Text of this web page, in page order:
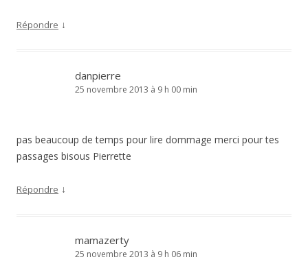
Répondre ↓
danpierre
25 novembre 2013 à 9 h 00 min
pas beaucoup de temps pour lire dommage merci pour tes
passages bisous Pierrette
Répondre ↓
mamazerty
25 novembre 2013 à 9 h 06 min